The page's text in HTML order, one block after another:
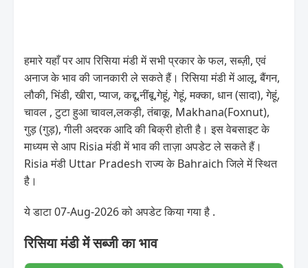
हमारे यहाँ पर आप रिसिया मंडी में सभी प्रकार के फल, सब्ज़ी, एवं
अनाज के भाव की जानकारी ले सकते हैं। रिसिया मंडी में आलू, बैंगन,
लौकी, भिंडी, खीरा, प्याज, कद्दू,नींबू,गेहूं, गेहूं, मक्का, धान (सादा), गेहूं,
चावल , टुटा हुआ चावल,लकड़ी, तंबाकू, Makhana(Foxnut),
गुड़ (गुड़), गीली अदरक आदि की बिक्री होती है। इस वेबसाइट के
माध्यम से आप Risia मंडी में भाव की ताज़ा अपडेट ले सकते हैं।
Risia मंडी Uttar Pradesh राज्य के Bahraich जिले में स्थित
है।
ये डाटा 07-Aug-2026 को अपडेट किया गया है .
रिसिया मंडी में सब्जी का भाव